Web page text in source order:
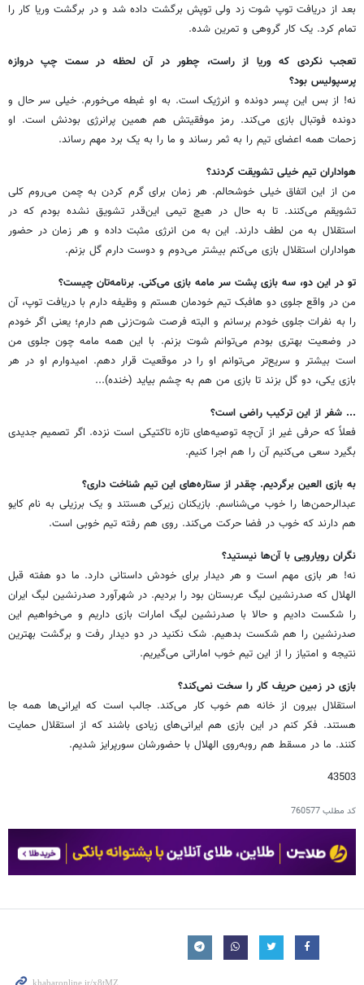
بعد از دریافت توپ شوت زد ولی توپش برگشت داده شد و در برگشت وریا کار را
تمام کرد. یک کار گروهی و تمرین شده.
تعجب نکردی که وریا از راست، چطور در آن لحظه در سمت چپ دروازه
پرسپولیس بود؟
نه! از بس این پسر دونده و انرژیک است. به او غبطه می‌خورم. خیلی سر حال و
دونده فوتبال بازی می‌کند. رمز موفقیتش هم همین پرانرژی بودنش است. او
زحمات همه اعضای تیم را به ثمر رساند و ما را به یک برد مهم رساند.
هواداران تیم خیلی تشویقت کردند؟
من از این اتفاق خیلی خوشحالم. هر زمان برای گرم کردن به چمن می‌روم کلی
تشویقم می‌کنند. تا به حال در هیچ تیمی این‌قدر تشویق نشده بودم که در
استقلال به من لطف دارند. این به من انرژی مثبت داده و هر زمان در حضور
هواداران استقلال بازی می‌کنم بیشتر می‌دوم و دوست دارم گل بزنم.
تو در این دو، سه بازی پشت ‌سر مامه بازی می‌کنی. برنامه‌‌تان چیست؟
من در واقع جلوی دو هافبک تیم خودمان هستم و وظیفه دارم با دریافت توپ، آن
را به نفرات جلوی خودم برسانم و البته فرصت شوت‌زنی هم دارم؛ یعنی اگر خودم
در وضعیت بهتری بودم می‌توانم شوت بزنم. با این همه مامه چون جلوی من
است بیشتر و سریع‌تر می‌توانم او را در موقعیت قرار دهم. امیدوارم او در هر
بازی یکی، دو گل بزند تا بازی من هم به چشم بیاید (خنده)...
... شفر از این ترکیب راضی است؟
فعلاً که حرفی غیر از آن‌چه توصیه‌های تازه تاکتیکی است نزده. اگر تصمیم جدیدی
بگیرد سعی می‌کنیم آن را هم اجرا کنیم.
به بازی العین برگردیم. چقدر از ستاره‌های این تیم شناخت داری؟
عبدالرحمن‌ها را خوب می‌شناسم. بازیکنان زیرکی هستند و یک برزیلی به نام کایو
هم دارند که خوب در فضا حرکت می‌کند. روی هم رفته تیم خوبی است.
نگران رویارویی با آن‌ها نیستید؟
نه! هر بازی مهم است و هر دیدار برای خودش داستانی دارد. ما دو هفته قبل
الهلال که صدرنشین لیگ عربستان بود را بردیم. در شهرآورد صدرنشین لیگ ایران
را شکست دادیم و حالا با صدرنشین لیگ امارات بازی داریم و می‌خواهیم این
صدرنشین را هم شکست بدهیم. شک نکنید در دو دیدار رفت و برگشت بهترین
نتیجه و امتیاز را از این تیم خوب اماراتی می‌گیریم.
بازی در زمین حریف کار را سخت نمی‌کند؟
استقلال بیرون از خانه هم خوب کار می‌کند. جالب است که ایرانی‌ها همه جا
هستند. فکر کنم در این بازی هم ایرانی‌های زیادی باشند که از استقلال حمایت
کنند. ما در مسقط هم روبه‌روی الهلال با حضورشان سورپرایز شدیم.
43503
کد مطلب760577